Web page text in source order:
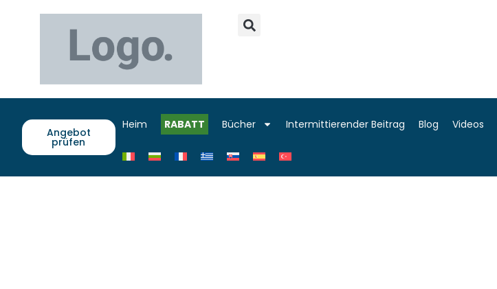
Angebot
prüfen
Heim RABATT Bücher Intermittierender Beitrag Blog Videos